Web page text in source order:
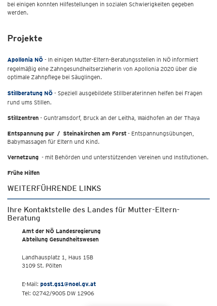
bei einigen konnten Hilfestellungen in sozialen Schwierigkeiten gegeben
werden.
Projekte
Apollonia NÖ - In einigen Mutter-Eltern-Beratungsstellen in NÖ informiert
regelmäßig eine Zahngesundheitserzieherin von Apollonia 2020 über die
optimale Zahnpflege bei Säuglingen.
Stillberatung NÖ - Speziell ausgebildete Stillberaterinnen helfen bei Fragen
rund ums Stillen.
Stillzentren - Guntramsdorf, Bruck an der Leitha, Waidhofen an der Thaya
Entspannung pur / Steinakirchen am Forst - Entspannungsübungen,
Babymassagen für Eltern und Kind.
Vernetzung - mit Behörden und unterstützenden Vereinen und Institutionen.
Frühe Hilfen
WEITERFÜHRENDE LINKS
Ihre Kontaktstelle des Landes für Mutter-Eltern-
Beratung
Amt der NÖ Landesregierung
Abteilung Gesundheitswesen
Landhausplatz 1, Haus 15B
3109 St. Pölten
E-Mail: post.gs1@noel.gv.at
Tel: 02742/9005 DW 12906